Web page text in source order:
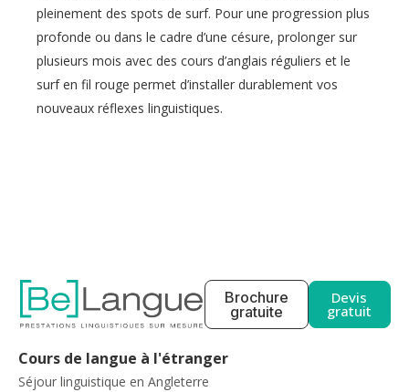
pleinement des spots de surf. Pour une progression plus
profonde ou dans le cadre d’une césure, prolonger sur
plusieurs mois avec des cours d’anglais réguliers et le
surf en fil rouge permet d’installer durablement vos
nouveaux réflexes linguistiques.
Brochure
gratuite
Devis
gratuit
Cours de langue à l'étranger
Séjour linguistique en Angleterre